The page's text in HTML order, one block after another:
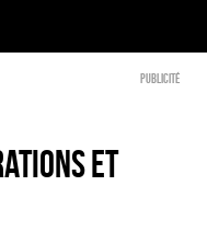
Publicité
et